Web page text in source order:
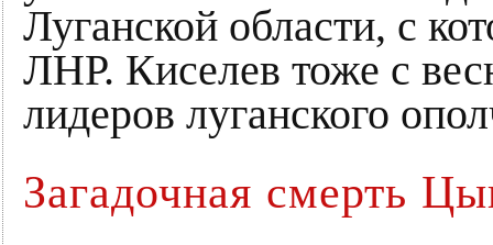
Луганской области, с
ЛНР. Киселев тоже с
лидеров луганского
Загадочная смерть